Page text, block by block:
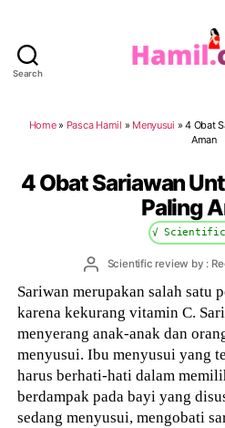
Search
Home» Pasca Hamil » Menyusui »4 Obat
Aman
4 Obat Sariawan
Paling
√ Scientific
PostScientific review by :
Sariwan merupakan salah satu
karena kekurang vitamin C.
menyerang anak-anak dan
menyusui. Ibu menyusui yang
harus berhati-hati dalam
berdampak pada bayi yang
sedang menyusui, mengobati